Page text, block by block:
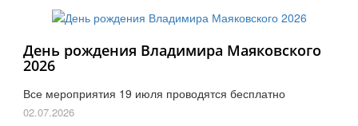
День рождения Владимира Маяковского
2026
Все мероприятия 19 июля проводятся бесплатно
02.07.2026